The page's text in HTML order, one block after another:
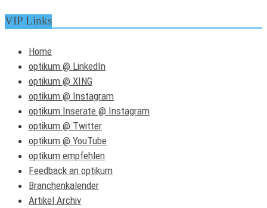
VIP Links
Home
optikum @ LinkedIn
optikum @ XING
optikum @ Instagram
optikum Inserate @ Instagram
optikum @ Twitter
optikum @ YouTube
optikum empfehlen
Feedback an optikum
Branchenkalender
Artikel Archiv